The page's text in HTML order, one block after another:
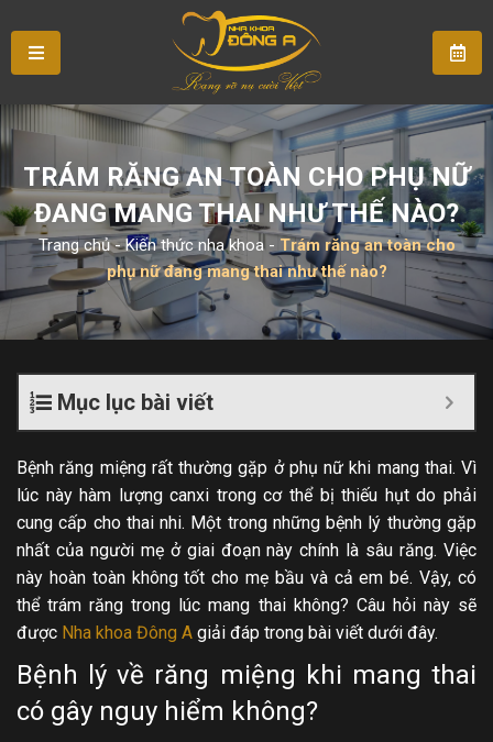
TRÁM RĂNG AN TOÀN CHO PHỤ NỮ
ĐANG MANG THAI NHƯ THẾ NÀO?
Trang chủ-Kiến thức nha khoa- Trám răng an toàn cho
phụ nữ đang mang thai như thế nào?
Mục lục bài viết
Bệnh răng miệng rất thường gặp ở phụ nữ khi mang thai. Vì
lúc này hàm lượng canxi trong cơ thể bị thiếu hụt do phải
cung cấp cho thai nhi. Một trong những bệnh lý thường gặp
nhất của người mẹ ở giai đoạn này chính là sâu răng. Việc
này hoàn toàn không tốt cho mẹ bầu và cả em bé. Vậy, có
thể trám răng trong lúc mang thai không? Câu hỏi này sẽ
được Nha khoa Đông A giải đáp trong bài viết dưới đây.
Bệnh lý về răng miệng khi mang thai
có gây nguy hiểm không?